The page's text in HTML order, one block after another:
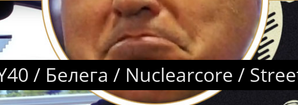
/ Белега / Nuclearcore /